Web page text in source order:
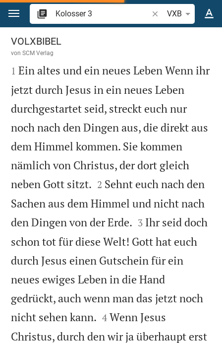
Zum Inhalt springen
Bibelstelle oder
VXB
Kolosser 3
VOLXBIBEL
vonSCM Verlag

1 Ein altes und ein neues Leben Wenn ihr
jetzt durch Jesus in ein neues Leben
durchgestartet seid, streckt euch nur
noch nach den Dingen aus, die direkt aus
dem Himmel kommen. Sie kommen
nämlich von Christus, der dort gleich
neben Gott sitzt. 

2 Sehnt euch nach den
Sachen aus dem Himmel und nicht nach
den Dingen von der Erde. 

3 Ihr seid doch
schon tot für diese Welt! Gott hat euch
durch Jesus einen Gutschein für ein
neues ewiges Leben in die Hand
gedrückt, auch wenn man das jetzt noch
nicht sehen kann. 

4 Wenn Jesus
Christus, durch den wir ja überhaupt erst